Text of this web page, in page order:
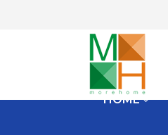
HOME